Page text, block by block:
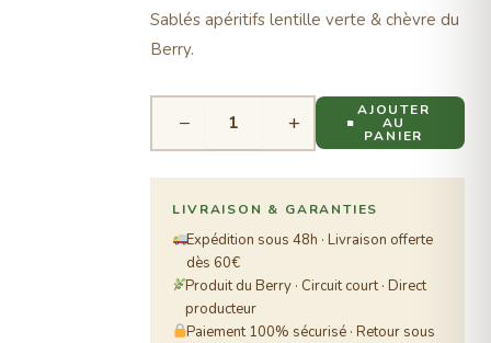
Sablés apéritifs lentille verte & chèvre du
Berry.
− + AJOUTER
AU
PANIER
LIVRAISON & GARANTIES
Expédition sous 48h · Livraison offerte
dès 60€
Produit du Berry · Circuit court · Direct
producteur
Paiement 100% sécurisé · Retour sous